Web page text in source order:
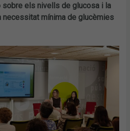
sobre els nivells de glucosa i la
necessitat mínima de glucèmies